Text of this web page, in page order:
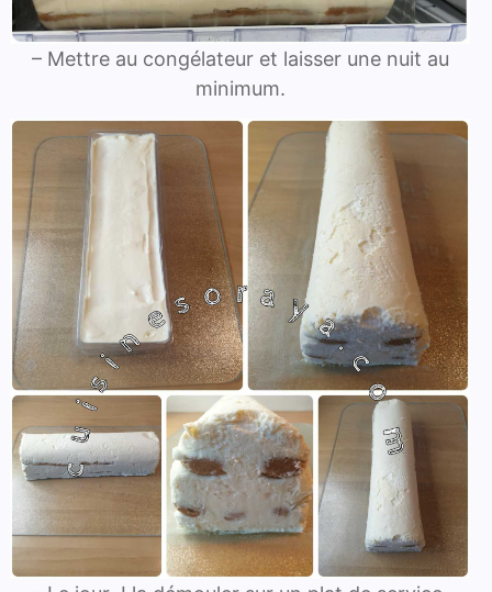
– Mettre au congélateur et laisser une nuit au
minimum.